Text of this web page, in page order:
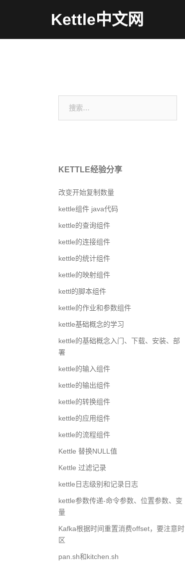
Kettle中文网
索：
KETTLE经验分享
改变开始复制数量
kettle组件 java代码
kettle的查询组件
kettle的连接组件
kettle的统计组件
kettle的映射组件
kettl的脚本组件
kettle的作业和参数组件
kettle基础概念的学习
kettle的基础概念入门、下载、安装、部
署
kettle的输入组件
kettle的输出组件
kettle的转换组件
kettle的应用组件
kettle的流程组件
Kettle 替换NULL值
Kettle 过滤记录
kettle日志级别和记录日志
kettle参数传递-命令参数、位置参数、变
量
Kafka根据时间重置消费offset，要注意时
区
pan.sh和kitchen.sh